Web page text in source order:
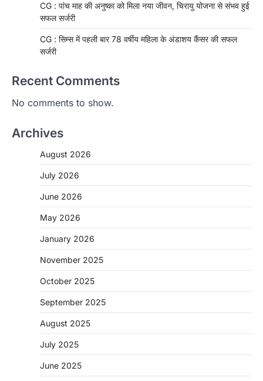
CG : पांच माह की अनुष्का को मिला नया जीवन, चिरायु योजना से संभव हुई
सफल सर्जरी
CG : सिम्स में पहली बार 78 वर्षीय महिला के अंडाशय कैंसर की सफल
सर्जरी
Recent Comments
No comments to show.
Archives
August 2026
July 2026
June 2026
May 2026
January 2026
November 2025
October 2025
September 2025
August 2025
July 2025
June 2025
CHHATTISGARH
CG: 1 से 19 वर्ष तक के बच्चों को निःशुल्क दी
जाएगी एल्बेंडाजोल
More Khabar August 7, 2026
रायपुर। राष्ट्रीय कृमि मुक्ति दिवस भारत सरकार द्वारा
CHHATTISGARH